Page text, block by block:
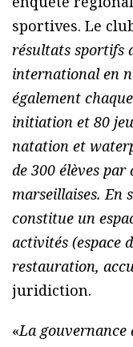
sportives. Le
résultats sportifs
international en
également
initiation et 80
natation et
de 300 élèves
marseillaises. En
constitue un
activités (espace
restauration,
juridiction.
«La gouvernance